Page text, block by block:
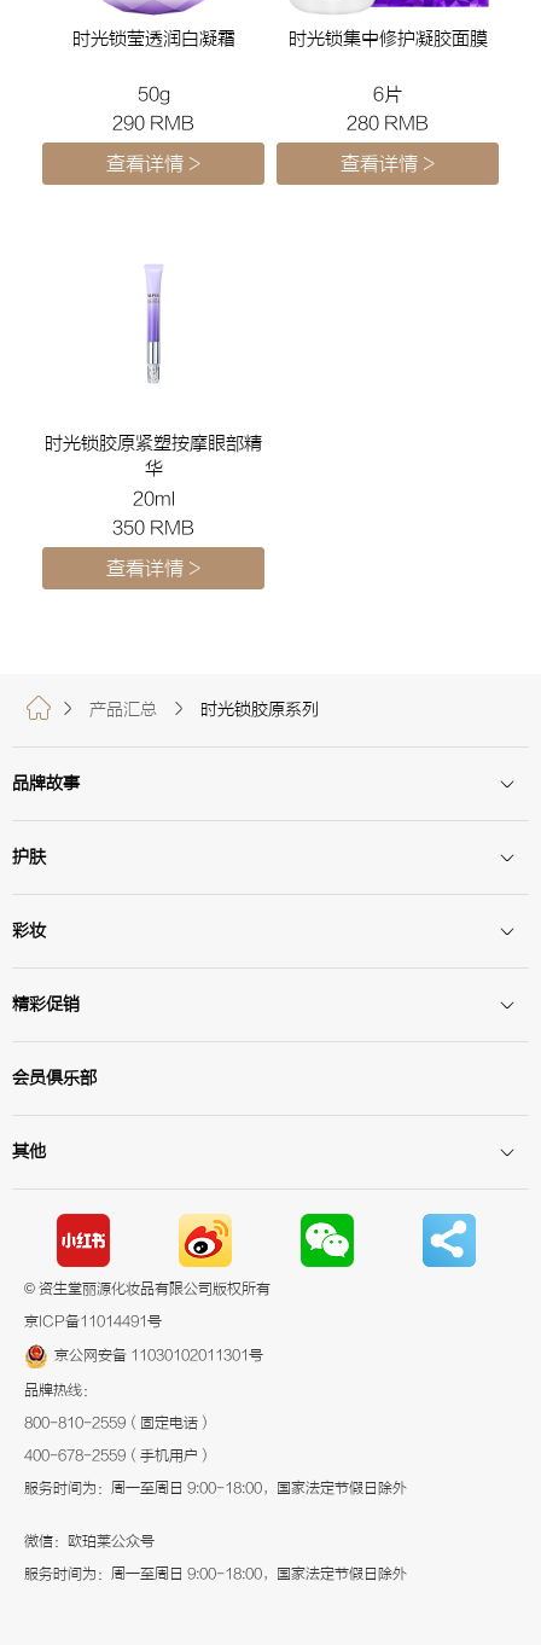
6片
280 RMB
华
20ml
350 RMB
产品汇总
会员俱乐部
其他
© 资生堂丽源化妆品有限公司版权所有
400-678-2559（手机用户）